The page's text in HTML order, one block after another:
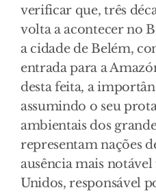
verificar que, três
volta a acontecer no
a cidade de Belém,
entrada para a
desta feita, a
assumindo o seu
ambientais dos
representam nações
ausência mais notável
Unidos, responsável